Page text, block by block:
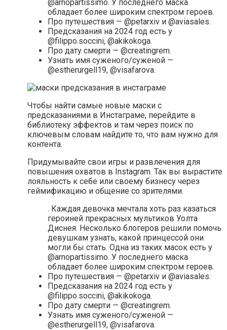
@arnopartissimo. У последнего маска
обладает более широким спектром героев.
Про путешествия — @petarxiv и @aviasales.
Предсказания на 2024 год есть у
@filippo.soccini, @akikokoga.
Про дату смерти — @creatingrem.
Узнать имя суженого/суженой —
@estherurgell19, @visafarova.
Чтобы найти самые новые маски с
предсказаниями в Инстаграме, перейдите в
библиотеку эффектов и там через поиск по
ключевым словам найдите то, что вам нужно для
контента.
Придумывайте свои игры и развлечения для
повышения охватов в Instagram. Так вы вырастите
лояльность к себе или своему бизнесу через
геймификацию и общение со зрителями.
. Каждая девочка мечтала хоть раз казаться
героиней прекрасных мультиков Уолта
Диснея. Несколько блогеров решили помочь
девушкам узнать, какой принцессой они
могли бы стать. Одна из таких масок есть у
@arnopartissimo. У последнего маска
обладает более широким спектром героев.
Про путешествия — @petarxiv и @aviasales.
Предсказания на 2024 год есть у
@filippo.soccini, @akikokoga.
Про дату смерти — @creatingrem.
Узнать имя суженого/суженой —
@estherurgell19, @visafarova.